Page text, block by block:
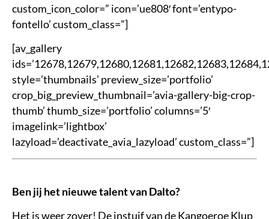
custom_icon_color=” icon=’ue808′ font=’entypo-
fontello’ custom_class=”]
[av_gallery
style=’thumbnails’ preview_size=’portfolio’
crop_big_preview_thumbnail=’avia-gallery-big-crop-
thumb’ thumb_size=’portfolio’ columns=’5′
imagelink=’lightbox’
lazyload=’deactivate_avia_lazyload’ custom_class=”]
Ben jij het nieuwe talent van Dalto?
Het is weer zover! De instuif van de Kangoeroe Klup